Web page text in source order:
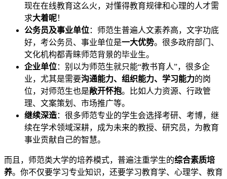
现在在线教育这么火，对懂得教育规律和心理的人才需
求大着呢！
公务员及事业单位：师范生普遍人文素养高，文字功底
好，考公务员、事业单位是一大优势。很多政府部门、
文化机构都青睐师范背景的毕业生。
企业单位：别以为师范生就只能“教书育人”，很多企
业，尤其是需要沟通能力、组织能力、学习能力的岗
位，对师范生也是敞开怀抱。比如人力资源、行政管
理、文案策划、市场推广等。
继续深造：很多师范专业的学生会选择考研、考博，继
续在学术领域深耕，成为未来的教授、研究员，为教育
事业贡献自己的智慧。
而且，师范类大学的培养模式，普遍注重学生的综合素质培
养。你不仅要学习专业知识，还要学习教育学、心理学、教育